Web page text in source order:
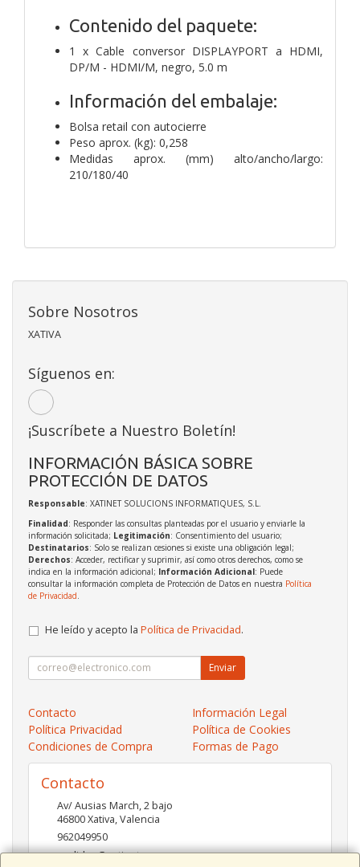
Contenido del paquete:
1 x Cable conversor DISPLAYPORT a HDMI,
DP/M - HDMI/M, negro, 5.0 m
Información del embalaje:
Bolsa retail con autocierre
Peso aprox. (kg): 0,258
Medidas aprox. (mm) alto/ancho/largo:
210/180/40
Sobre Nosotros
XATIVA
Síguenos en:
¡Suscríbete a Nuestro Boletín!
INFORMACIÓN BÁSICA SOBRE
PROTECCIÓN DE DATOS
Responsable: XATINET SOLUCIONS INFORMATIQUES, S.L.
Finalidad: Responder las consultas planteadas por el usuario y enviarle la
información solicitada; Legitimación: Consentimiento del usuario;
Destinatarios: Solo se realizan cesiones si existe una obligación legal;
Derechos: Acceder, rectificar y suprimir, así como otros derechos, como se
indica en la información adicional; Información Adicional: Puede
consultar la información completa de Protección de Datos en nuestra Política
de Privacidad
He leído y acepto la Política de Privacidad.
Enviar
Contacto
Información Legal
Política Privacidad
Política de Cookies
Condiciones de Compra
Formas de Pago
Contacto
Av/ Ausias March, 2 bajo
46800Xativa,Valencia
962049950
pedidos@xatinet.com